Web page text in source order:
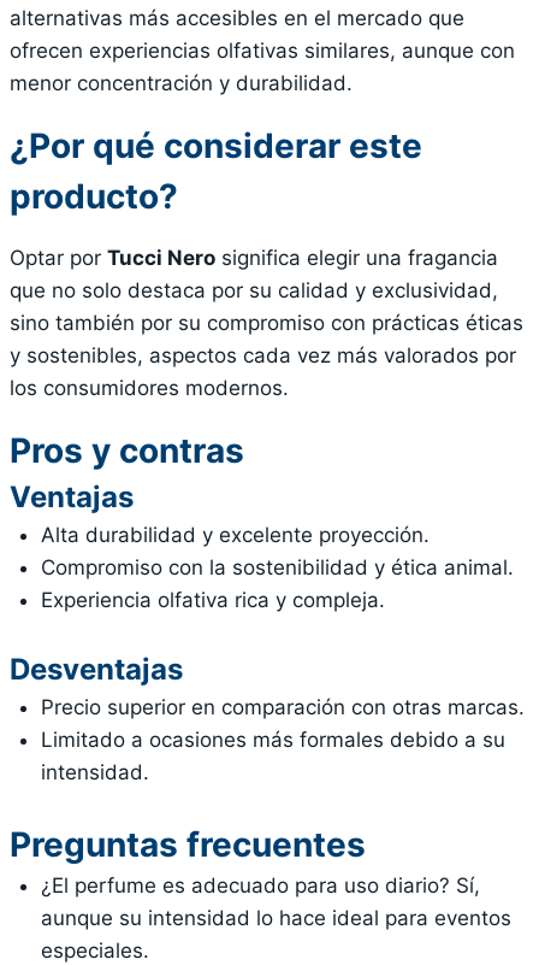
alternativas más accesibles en el mercado que
ofrecen experiencias olfativas similares, aunque con
menor concentración y durabilidad.
¿Por qué considerar este
producto?
Optar por Tucci Nero significa elegir una fragancia
que no solo destaca por su calidad y exclusividad,
sino también por su compromiso con prácticas éticas
y sostenibles, aspectos cada vez más valorados por
los consumidores modernos.
Pros y contras
Ventajas
Alta durabilidad y excelente proyección.
Compromiso con la sostenibilidad y ética animal.
Experiencia olfativa rica y compleja.
Desventajas
Precio superior en comparación con otras marcas.
Limitado a ocasiones más formales debido a su
intensidad.
Preguntas frecuentes
¿El perfume es adecuado para uso diario? Sí,
aunque su intensidad lo hace ideal para eventos
especiales.